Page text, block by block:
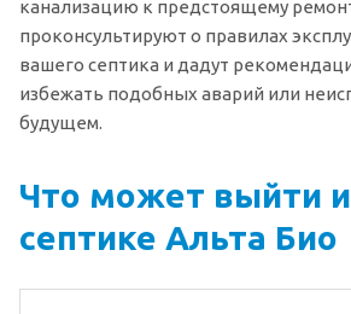
канализацию к предстоящему
проконсультируют о правилах
вашего септика и дадут
избежать подобных аварий или
будущем.
Что может выйти
септике Альта Био